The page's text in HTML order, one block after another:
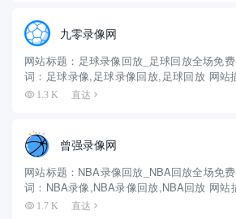
九零录像网
网站标题：足球录像回放_足球回放全场免
词：足球录像,足球录像回放,足球回放 网站
高清观看足球录像回放，英超、西甲、德甲
1.3 K 直达
曾强录像网
网站标题：NBA录像回放_NBA回放全场免
词：NBA录像,NBA录像回放,NBA回放 网站
高清观看NBA录像回放，NBA常规赛、季后
1.7 K 直达